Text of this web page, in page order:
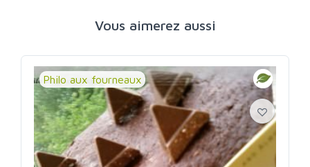
Vous aimerez aussi
Philo aux fourneaux